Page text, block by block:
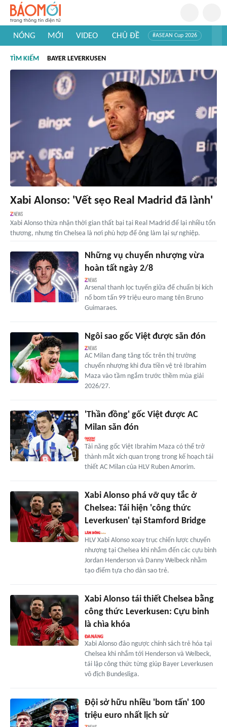
NÓNG MỚI VIDEO CHỦ ĐỀ #ASEAN Cup 2026
#Khám phá thế giới
TÌM KIẾM BAYER LEVERKUSEN
Xabi Alonso: 'Vết sẹo Real Madrid đã lành'
Xabi Alonso thừa nhận thời gian thất bại tại Real Madrid để lại nhiều tổn
thương, nhưng tin Chelsea là nơi phù hợp để ông làm lại sự nghiệp.
Những vụ chuyển nhượng vừa
hoàn tất ngày 2/8
Arsenal thanh lọc tuyến giữa để chuẩn bị kích
nổ bom tấn 99 triệu euro mang tên Bruno
Guimaraes.
Ngôi sao gốc Việt được săn đón
AC Milan đang tăng tốc trên thị trường
chuyển nhượng khi đưa tiền vệ trẻ Ibrahim
Maza vào tầm ngắm trước thềm mùa giải
2026/27.
'Thần đồng' gốc Việt được AC
Milan săn đón
Tài năng gốc Việt Ibrahim Maza có thể trở
thành mắt xích quan trọng trong kế hoạch tái
thiết AC Milan của HLV Ruben Amorim.
Xabi Alonso phá vỡ quy tắc ở
Chelsea: Tái hiện 'công thức
Leverkusen' tại Stamford Bridge
HLV Xabi Alonso xoay trục chiến lược chuyển
nhượng tại Chelsea khi nhắm đến các cựu binh
Jordan Henderson và Danny Welbeck nhằm
tạo điểm tựa cho dàn sao trẻ.
Xabi Alonso tái thiết Chelsea bằng
công thức Leverkusen: Cựu binh
là chìa khóa
Xabi Alonso đảo ngược chính sách trẻ hóa tại
Chelsea khi nhắm tới Henderson và Welbeck,
tái lập công thức từng giúp Bayer Leverkusen
vô địch Bundesliga.
Đội sở hữu nhiều 'bom tấn' 100
triệu euro nhất lịch sử